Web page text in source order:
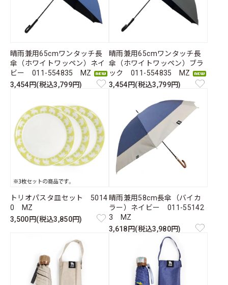
晴雨兼用65cmワンタッチ長
傘（ホワイトワッペン）ネイ
ビー 011-554835 MZ
3,454円(税込3,799円)
晴雨兼用65cmワンタッチ長
傘（ホワイトワッペン）ブラ
ック 011-554835 MZ
3,454円(税込3,799円)
トリオパスタ皿セット 5014
0 MZ
3,500円(税込3,850円)
晴雨兼用58cm長傘（バイカ
ラー）ネイビー 011-55142
3 MZ
3,618円(税込3,980円)